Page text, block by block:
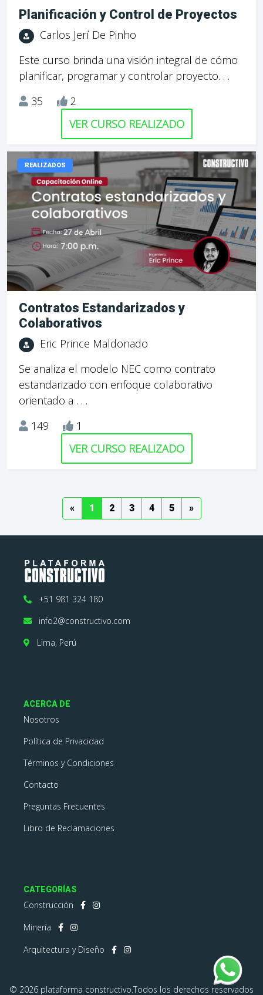
Planificación y Control de Proyectos
Carlos Jerí De Pinho
Este curso brinda una visión integral de cómo
planificar, programar y controlar proyecto. . .
35
2
VER CURSO REALIZADO
REALIZADOS
Contratos Estandarizados y
Colaborativos
Eric Prince Maldonado
Se analiza el modelo NEC como contrato
estandarizado con enfoque colaborativo
orientado a . . .
149
1
VER CURSO REALIZADO
«Previous
1 (current)
2(current)
3(current)
4(current)
5(current)
»Next
+51 981 324 180
info2@constructivo.com
Lima, Perú
ACERCA DE
Nosotros
Política de Privacidad
Términos y Condiciones
Contacto
Preguntas Frecuentes
Libro de Reclamaciones
CATEGORÍAS
Construcción
Minería
Arquitectura y Diseño
© 2026 plataforma constructivo.Todos los derechos reservados